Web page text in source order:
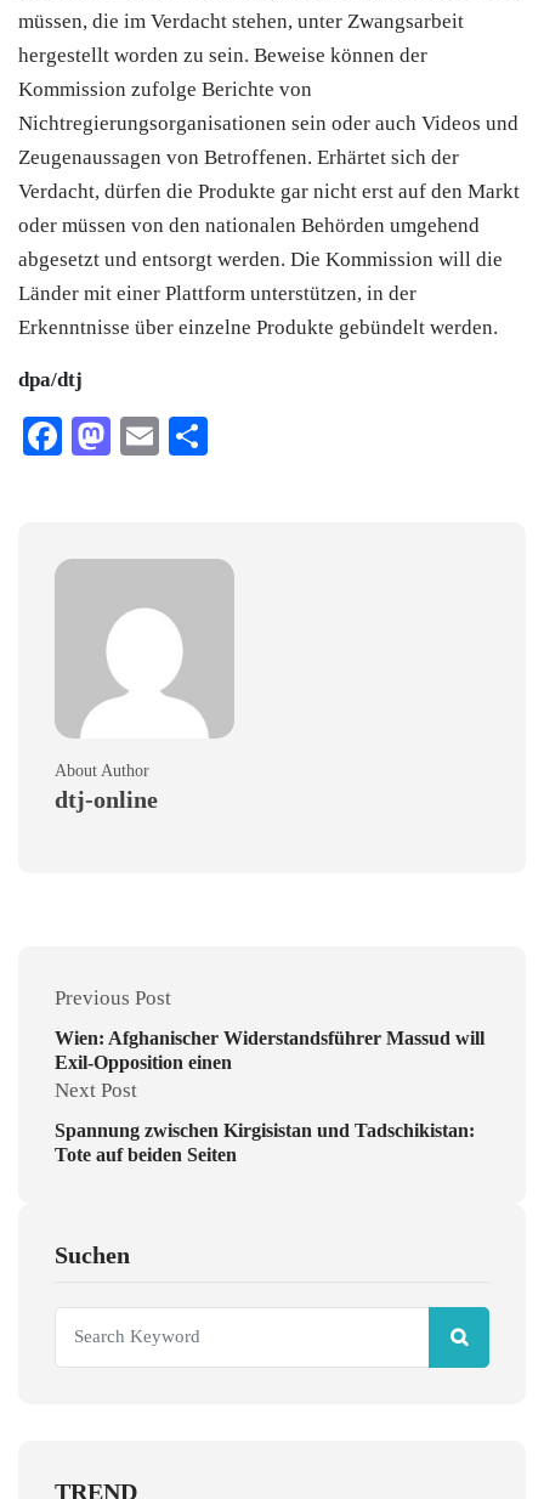
müssen, die im Verdacht stehen, unter Zwangsarbeit
hergestellt worden zu sein. Beweise können der
Kommission zufolge Berichte von
Nichtregierungsorganisationen sein oder auch Videos und
Zeugenaussagen von Betroffenen. Erhärtet sich der
Verdacht, dürfen die Produkte gar nicht erst auf den Markt
oder müssen von den nationalen Behörden umgehend
abgesetzt und entsorgt werden. Die Kommission will die
Länder mit einer Plattform unterstützen, in der
Erkenntnisse über einzelne Produkte gebündelt werden.
dpa/dtj
Facebook
Mastodon
Email
About Author
dtj-online
Previous Post
Wien: Afghanischer Widerstandsführer Massud will
Exil-Opposition einen
Next Post
Spannung zwischen Kirgisistan und Tadschikistan:
Tote auf beiden Seiten
Suchen
TREND